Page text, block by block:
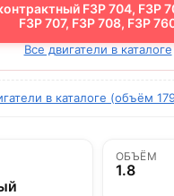
F3P 704, F3P
F3P 707, F3P 708, F3P
Все двигатели в каталоге
в каталоге (объём
ОБЪЁМ
1.8